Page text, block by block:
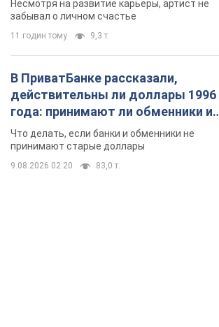
Несмотря на развитие карьеры, артист не
забывал о личном счастье
11 годин тому 9,3 т.
В ПриватБанке рассказали,
действительны ли доллары 1996
года: принимают ли обменники и
банки такие купюры
Что делать, если банки и обменники не
принимают старые доллары
9.08.2026 02:20 83,0 т.